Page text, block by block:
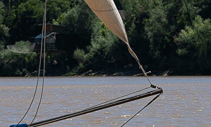
Exporter les lignes sélectionnées
Exporter toutes les colonnes
Exporter uniquement les colonnes affichées
Menu
?>
Images de la page d'accueil
Cliquez pour éditer